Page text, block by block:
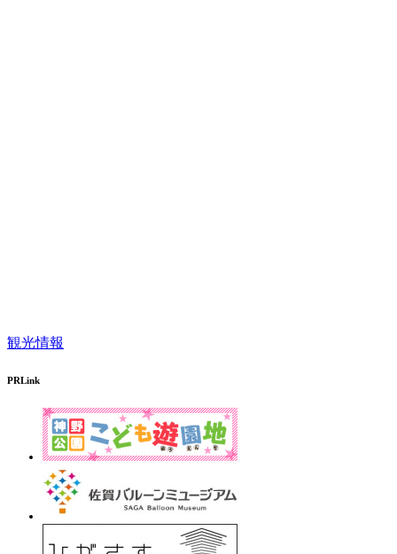
観光情報
PRLink